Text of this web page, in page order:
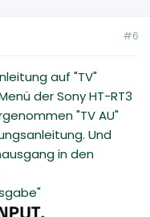
#6
auf "TV"
der Sony HT-RT3
"TV AU"
Und
in den